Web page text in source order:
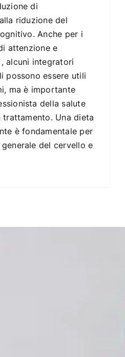
di
riduzione del
Anche per i
attenzione e
alcuni integratori
possono essere utili
ma è importante
della salute
Una dieta
è fondamentale per
del cervello e